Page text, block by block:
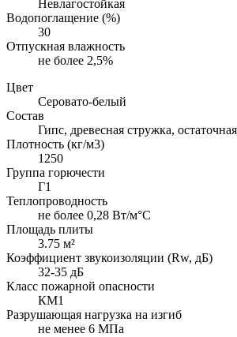
Невлагостойкая
Водопоглащение (%)
30
Отпускная влажность
не более 2,5%
Цвет
Серовато-белый
Состав
Гипс, древесная стружка,
Плотность (кг/м3)
1250
Группа горючести
Г1
Теплопроводность
не более 0,28 Вт/м°С
Площадь плиты
3.75 м²
Коэффициент звукоизоляции (Rw, дБ)
32-35 дБ
Класс пожарной опасности
КМ1
Разрушающая нагрузка на изгиб
не менее 6 МПа